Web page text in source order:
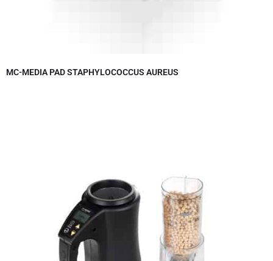
MC-MEDIA PAD STAPHYLOCOCCUS AUREUS